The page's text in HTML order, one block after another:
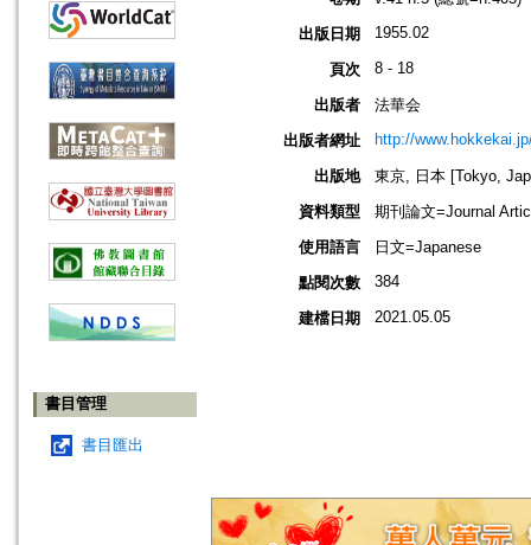
書目管理
書目匯出
出版日期
1955.02
頁次 8 - 18
出版者
法華会
出版者網址
http://
出版地
東京, 日本 [Tokyo,
資料類型
期刊論文=Journal
使用語言
日文=Japanese
點閱次數
384
建檔日期 2021.05.05